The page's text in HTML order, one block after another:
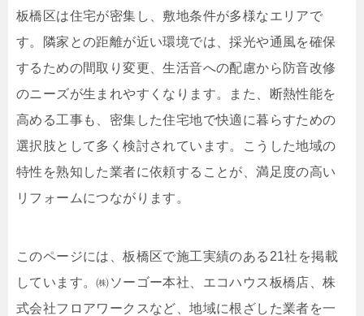
板橋区は住宅が密集し、敷地条件が多様なエリアで
す。隣家との距離が近い環境では、採光や通風を確保
するための間取り変更、生活音への配慮から防音改修
のニーズが生まれやすくなります。また、断熱性能を
高める工事も、密集した住宅地で快適に暮らすための
選択肢として多く検討されています。こうした地域の
特性を熟知した業者に依頼することが、満足度の高い
リフォームにつながります。
このページには、板橋区で施工実績のある21社を掲載
しています。㈱ソーゴー本社、エコハウス板橋店、株
式会社フロアワークスなど、地域に根ざした業者を一